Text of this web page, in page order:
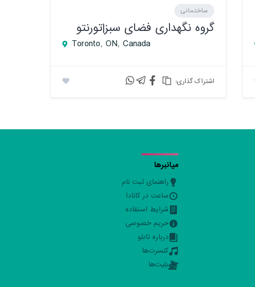
ساختمانی
گروه نگهداری فضای سبز|تورنتو
Toronto, ON, Canada
:اشتراک گذاری
میانبرها
راهنمای ثبت نام
ساعت در کانادا
شرایط استفاده
حریم خصوصی
درباره تابلو
کنسرت‌ها
بلیت‌ها